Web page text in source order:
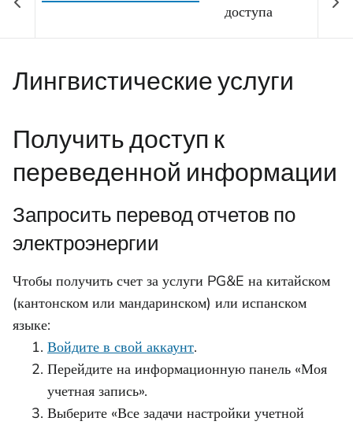
доступа
Лингвистические услуги
Получить доступ к
переведенной информации
Запросить перевод отчетов по
электроэнергии
Чтобы получить счет за услуги PG&E на китайском
(кантонском или мандаринском) или испанском
языке:
Войдите в свой аккаунт.
Перейдите на информационную панель «Моя
учетная запись».
Выберите «Все задачи настройки учетной